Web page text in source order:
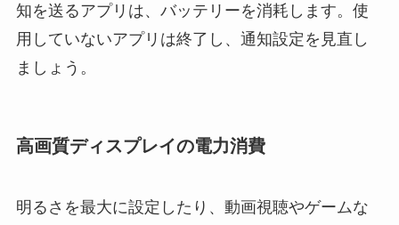
知を送るアプリは、バッテリーを消耗します。使
用していないアプリは終了し、通知設定を見直し
ましょう。
高画質ディスプレイの電力消費
明るさを最大に設定したり、動画視聴やゲームな